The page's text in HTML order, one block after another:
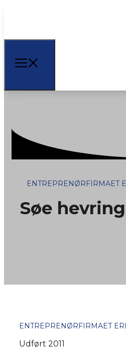
ENTREPRENØRFIRMAET
Søe
ENTREPRENØRFIRMAET
Udført 2011